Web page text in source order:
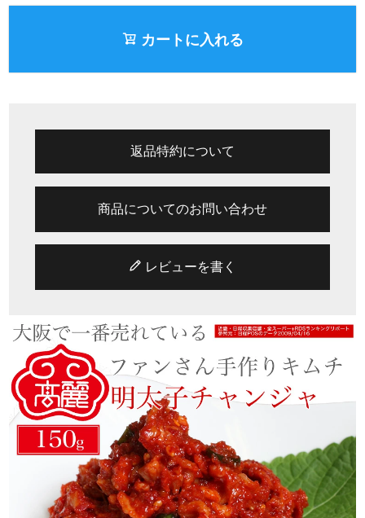
カートに入れる
返品特約について
商品についてのお問い合わせ
レビューを書く